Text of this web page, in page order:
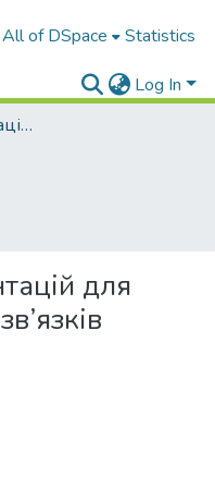
All of DSpace Statistics
Log In
Репозитарій кваліфікаційних робіт здобувачів вищої освіти
для